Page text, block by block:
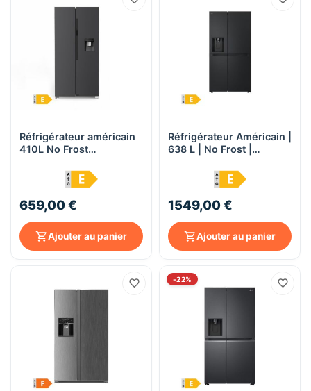
Réfrigérateur américain
410L No Frost
réservoir - DeRosso
DRK-SBS430WDE-B -
Noir
659,00 €
Ajouter au panier
Réfrigérateur Américain |
638 L | No Frost |
glaçons - LG
GSLC40EPPE - Noir mat
1549,00 €
Ajouter au panier
-22%